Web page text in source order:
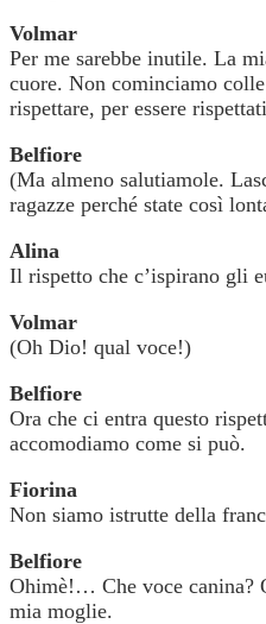
Volmar
Per me sarebbe inutile. La
cuore. Non cominciamo
rispettare, per essere
Belfiore
(Ma almeno salutiamole.
ragazze perché state così
Alina
Il rispetto che c’ispirano gli
Volmar
(Oh Dio! qual voce!)
Belfiore
Ora che ci entra questo
accomodiamo come si può.
Fiorina
Non siamo istrutte della
Belfiore
Ohimè!… Che voce canina?
mia moglie.